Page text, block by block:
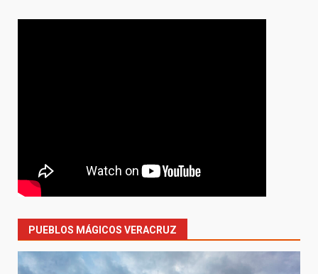
PUEBLOS MÁGICOS VERACRUZ